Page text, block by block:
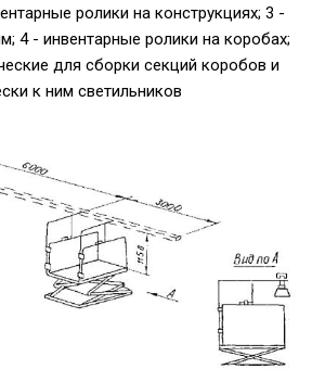
ролики на конструкциях; 3 -
4 - инвентарные ролики на коробах;
для сборки секций коробов и
к ним светильников